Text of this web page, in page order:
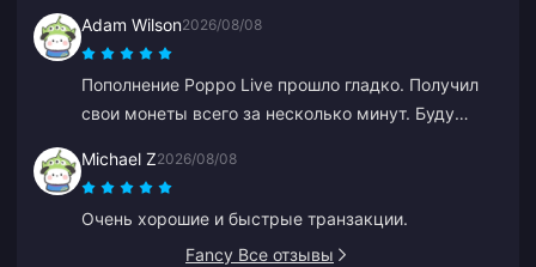
меня не обманут.
Adam Wilson2026/08/08
Пополнение Poppo Live прошло гладко. Получил
свои монеты всего за несколько минут. Буду
Michael Z2026/08/08
Очень хорошие и быстрые транзакции.
Fancy Все отзывы